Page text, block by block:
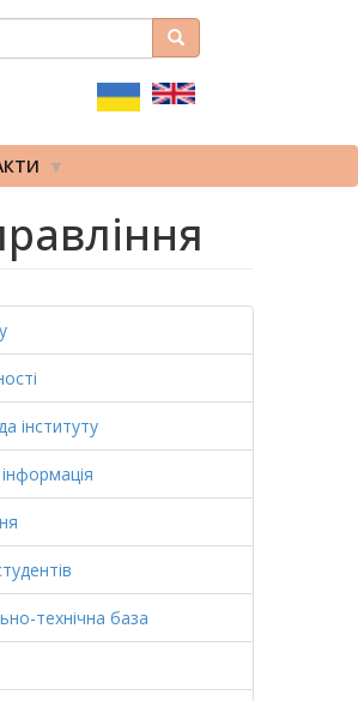
Пошук
інституту
технічна база